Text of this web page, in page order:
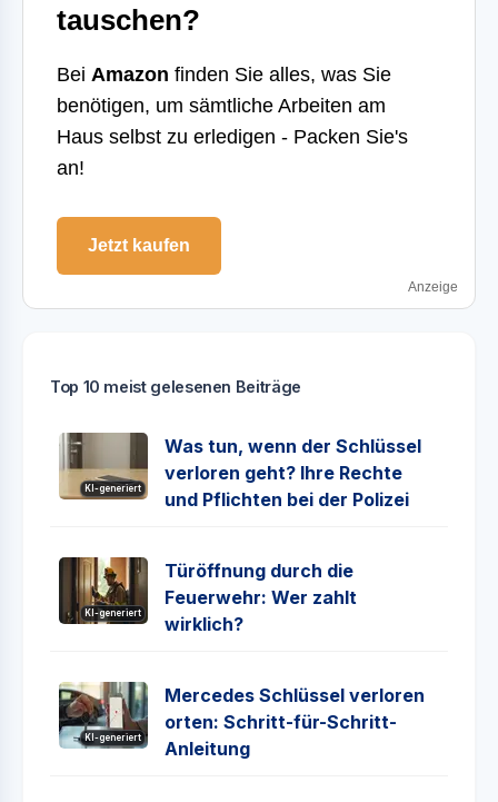
tauschen?
Bei Amazon finden Sie alles, was Sie
benötigen, um sämtliche Arbeiten am
Haus selbst zu erledigen - Packen Sie's
an!
Jetzt kaufen
Anzeige
Top 10 meist gelesenen Beiträge
KI-generiert
Was tun, wenn der Schlüssel
verloren geht? Ihre Rechte
und Pflichten bei der Polizei
KI-generiert
Türöffnung durch die
Feuerwehr: Wer zahlt
wirklich?
KI-generiert
Mercedes Schlüssel verloren
orten: Schritt-für-Schritt-
Anleitung